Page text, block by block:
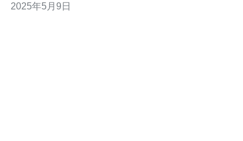
里云在香港地区提供的一种网络线路，主要用于连接中国
2025年5月9日